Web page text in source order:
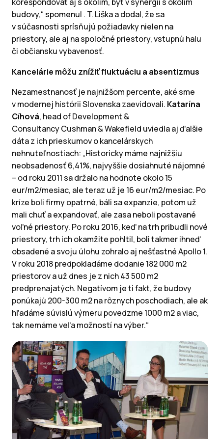
budovy,“ spomenul . T. Liška a dodal, že sa
v súčasnosti sprísňujú požiadavky nielen na
priestory, ale aj na spoločné priestory, vstupnú halu
či občiansku vybavenosť.
Kancelárie môžu znížiť fluktuáciu a absentizmus
Nezamestnanosť je najnižšom percente, aké sme
v modernej histórii Slovenska zaevidovali. Katarína
Cíhová, head of Development &
Consultancy Cushman & Wakefield uviedla aj ďalšie
dáta z ich prieskumov o kancelárskych
nehnuteľnostiach: „Historicky máme najnižšiu
neobsadenosť 6,41%, najvyššie dosiahnuté nájomné
– od roku 2011 sa držalo na hodnote okolo 15
eur/m2/mesiac, ale teraz už je 16 eur/m2/mesiac. Po
kríze boli firmy opatrné, báli sa expanzie, potom už
mali chuť a expandovať, ale zasa neboli postavané
voľné priestory. Po roku 2016, keď na trh pribudli nové
priestory, trh ich okamžite pohltil, boli takmer ihneď
obsadené a svoju úlohu zohralo aj nešťastné Apollo 1.
V roku 2018 predpokladáme dodanie 182 000 m2
priestorov a už dnes je z nich 43 500 m2
predprenajatých. Negatívom je ti fakt, že budovy
ponúkajú 200-300 m2 na rôznych poschodiach, ale ak
hľadáme súvislú výmeru povedzme 1000 m2 a viac,
tak nemáme veľa možností na výber.“